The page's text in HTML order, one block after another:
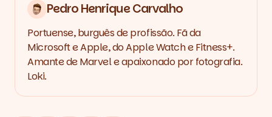
Pedro Henrique Carvalho
Portuense, burguês de profissão. Fã da
Microsoft e Apple, do Apple Watch e Fitness+.
Amante de Marvel e apaixonado por fotografia.
Loki.